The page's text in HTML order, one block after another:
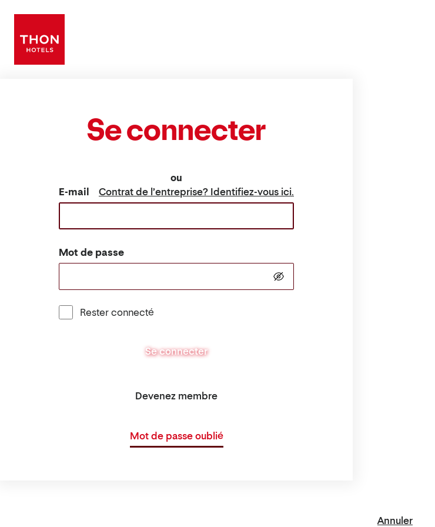
Se connecter
ou
E-mail
Contrat de l’entreprise? Identifiez-vous ici.
Mot de passe
Rester connecté
Se connecter
Devenez membre
Mot de passe oublié
Annuler